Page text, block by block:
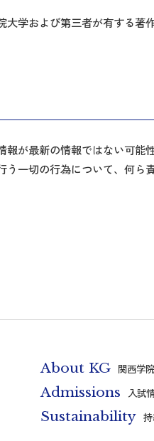
学および第三者が有する
が最新の情報ではない可
一切の行為について、何ら
About KG 関西学
Admissions 入試
Sustainability